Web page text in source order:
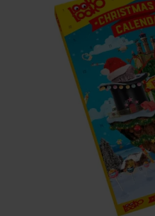
Ronny & Ragge Buttcracker
Chips Korv med bröd 150g